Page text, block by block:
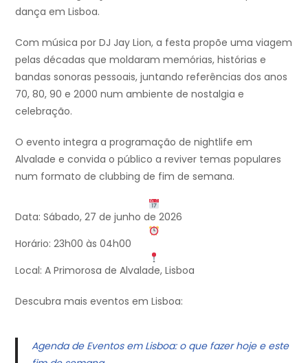
dança em Lisboa.
Com música por DJ Jay Lion, a festa propõe uma viagem
pelas décadas que moldaram memórias, histórias e
bandas sonoras pessoais, juntando referências dos anos
70, 80, 90 e 2000 num ambiente de nostalgia e
celebração.
O evento integra a programação de nightlife em
Alvalade e convida o público a reviver temas populares
num formato de clubbing de fim de semana.
Data: Sábado, 27 de junho de 2026
Horário: 23h00 às 04h00
Local: A Primorosa de Alvalade, Lisboa
Descubra mais eventos em Lisboa:
Agenda de Eventos em Lisboa: o que fazer hoje e este